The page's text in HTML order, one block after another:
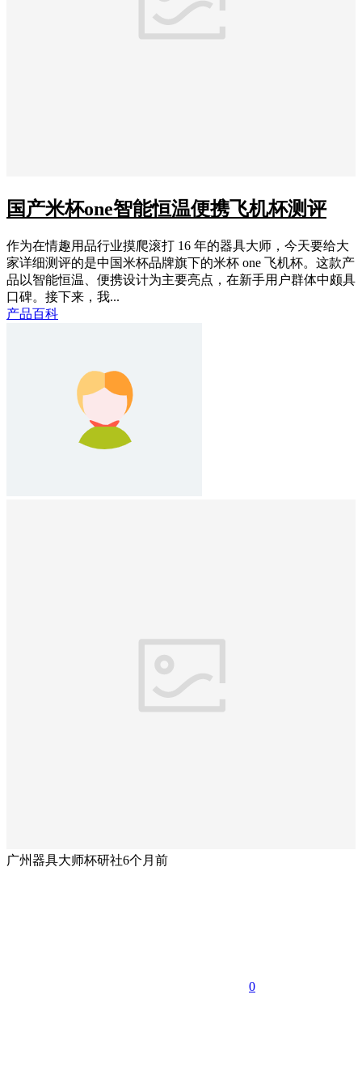
国产米杯one智能恒温便携飞机杯测评
作为在情趣用品行业摸爬滚打 16 年的器具大师，今天要给大
家详细测评的是中国米杯品牌旗下的米杯 one 飞机杯。这款产
品以智能恒温、便携设计为主要亮点，在新手用户群体中颇具
口碑。接下来，我...
产品百科
广州器具大师杯研社6个月前
0